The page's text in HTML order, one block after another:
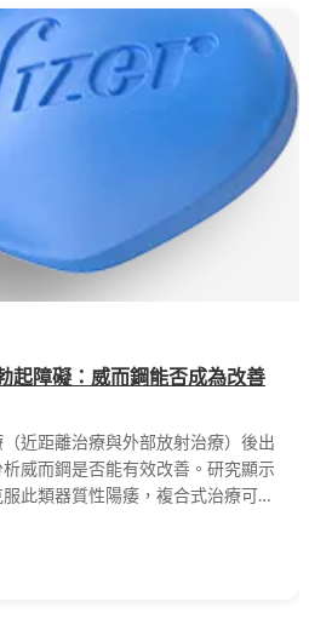
起障礙：威而鋼能否成為改善
近距離治療與外部放射治療）後出
威而鋼是否能有效改善。研究顯示
此類器質性陽痿，複合式治療可能